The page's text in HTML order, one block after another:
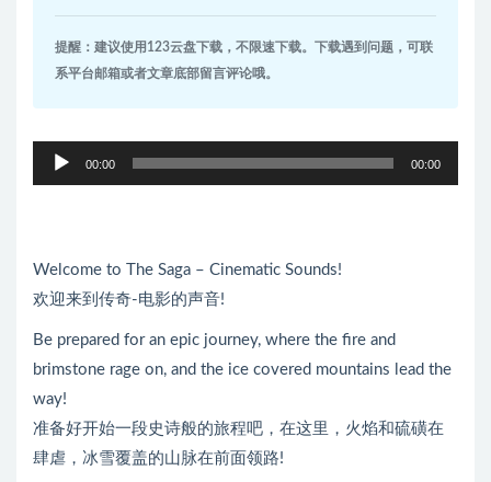
提醒：建议使用123云盘下载，不限速下载。下载遇到问题，可联
系平台邮箱或者文章底部留言评论哦。
00:00 00:00
Welcome to The Saga – Cinematic Sounds!
欢迎来到传奇-电影的声音!
Be prepared for an epic journey, where the fire and
brimstone rage on, and the ice covered mountains lead the
way!
准备好开始一段史诗般的旅程吧，在这里，火焰和硫磺在
肆虐，冰雪覆盖的山脉在前面领路!